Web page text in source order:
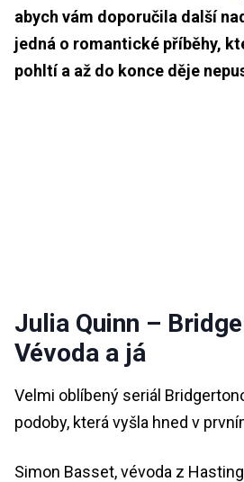
abych vám doporučila další
jedná o romantické příběhy,
pohltí a až do konce děje
Julia Quinn –
Vévoda a já
Velmi oblíbený seriál
podoby, která vyšla hned v
Simon Basset, vévoda z